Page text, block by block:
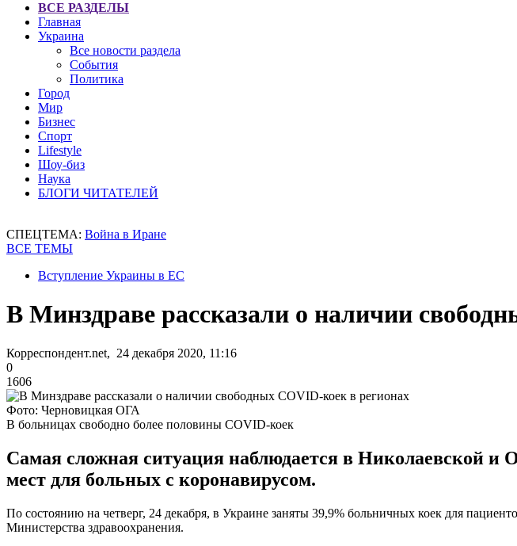
ВСЕ РАЗДЕЛЫ
Главная
Украина
Все новости раздела
События
Политика
Город
Мир
Бизнес
Спорт
Lifestyle
Шоу-биз
Наука
БЛОГИ ЧИТАТЕЛЕЙ
СПЕЦТЕМА: Война в Иране
ВСЕ ТЕМЫ
Вступление Украины в ЕС
В Минздраве рассказали о наличии
Корреспондент.net, 24 декабря 2020, 11:16
0
1606
Фото: Черновицкая ОГА
В больницах свободно более половины COVID-коек
Самая сложная ситуация наблюдается в Николаевской и
мест для больных с коронавирусом.
По состоянию на четверг, 24 декабря, в Украине заняты 39,9% больничных коек для
Министерства здравоохранения.